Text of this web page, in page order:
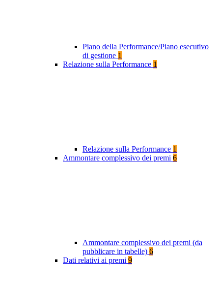
Piano della Performance/Piano esecutivo
di gestione 1
Relazione sulla Performance 1
Relazione sulla Performance 1
Ammontare complessivo dei premi 6
Ammontare complessivo dei premi (da
pubblicare in tabelle) 6
Dati relativi ai premi 9